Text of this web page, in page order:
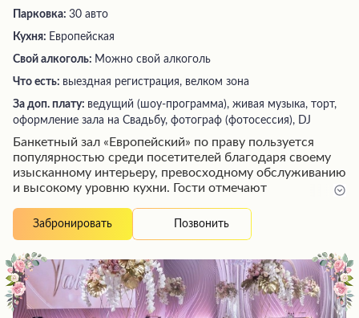
Парковка: 30 авто
Кухня: Европейская
Свой алкоголь: Можно свой алкоголь
Что есть: выездная регистрация, велком зона
За доп. плату: ведущий (шоу-программа), живая музыка, торт,
оформление зала на Свадьбу, фотограф (фотосессия), DJ
Банкетный зал «Европейский» по праву пользуется
популярностью среди посетителей благодаря своему
изысканному интерьеру, превосходному обслуживанию
и высокому уровню кухни. Гости отмечают
плотные, так и диетические варианты, а также
красивую подачу и вкусовые качества приготовленных
профессионализмом, вежливостью и готовностью
оперативно откликнуться на любую просьбу
посетителей. Особого внимания заслуживает широкий
комплекс спа-услуг, таких как хаммам, пилинг и
Забронировать Позвонить